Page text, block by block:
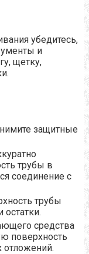
убедитесь,
и
щетку,
защитные
трубы в
соединение с
трубы
средства
поверхность
отложений.